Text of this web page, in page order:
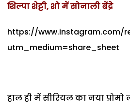
शिल्पा शेट्टी, शो में सोनाली बेंद्रे
https://www.instagram.com/
utm_medium=share_sheet
हाल ही में सीरियल का नया